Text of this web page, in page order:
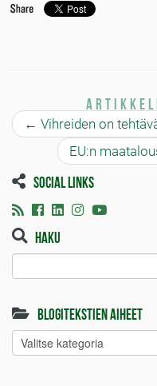
← Vihreiden on
EU:n
Social links
Haku
Blogitekstien aiheet
Blogitekstien
aiheet